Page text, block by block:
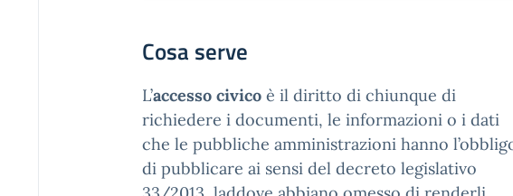
Cosa serve
L’accesso civico è il diritto di chiunque di
richiedere i documenti, le informazioni o i dati
che le pubbliche amministrazioni hanno
di pubblicare ai sensi del decreto legislativo